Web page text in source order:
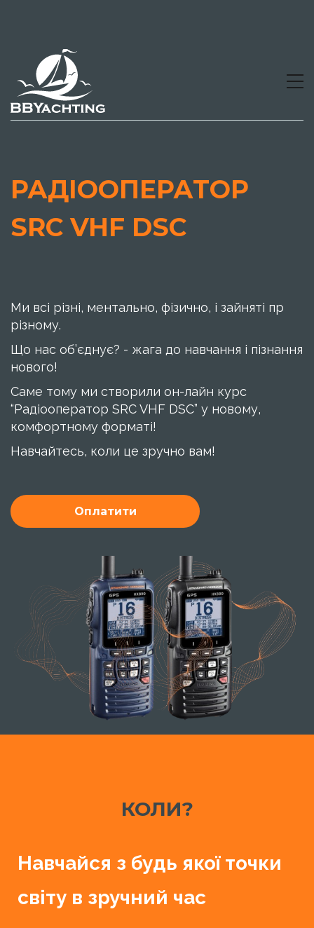
РАДІООПЕРАТОР
SRC VHF DSC
Ми всі різні, ментально, фізично, і зайняті пр
різному.
Що нас об’єднує? - жага до навчання і пізнання
нового!
Саме тому ми створили он-лайн курс
“Радіооператор SRC VHF DSC” у новому,
комфортному форматі!
Навчайтесь, коли це зручно вам!
Оплатити
КОЛИ?
Навчайся з будь якої точки
світу в зручний час